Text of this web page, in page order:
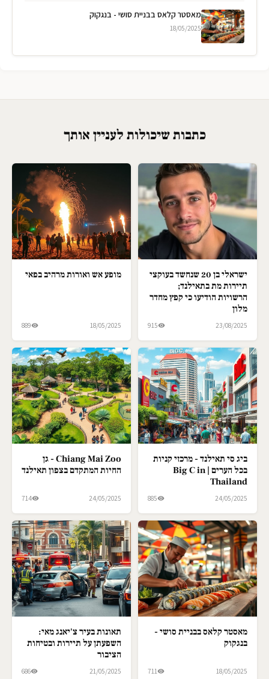
מאסטר קלאס בבניית סושי - בנגקוק
18/05/2025
כתבות שיכולות לעניין אותך
ישראלי בן 20 שנחשד בעוקצי
תיירות מת בתאילנד;
הרשויות הודיעו כי קפץ מחדר
מלון
23/08/2025
915
מופע אש ואורות מרהיב בפאי
18/05/2025
889
ביג סי תאילנד - מרכזי קניות
בכל הערים | Big C in
Thailand
24/05/2025
885
Chiang Mai Zoo - גן
החיות המתקדם בצפון תאילנד
24/05/2025
714
מאסטר קלאס בבניית סושי -
בנגקוק
18/05/2025
711
תאונות בעיר צ'יאנג מאי:
השפעתן על תיירות ובטיחות
הציבור
21/05/2025
686